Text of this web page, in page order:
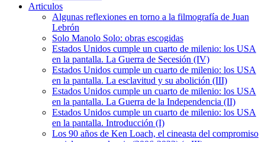
Articulos
Algunas reflexiones en torno a la filmografía de Juan
Lebrón
Solo Manolo Solo: obras escogidas
Estados Unidos cumple un cuarto de milenio: los USA
en la pantalla. La Guerra de Secesión (IV)
Estados Unidos cumple un cuarto de milenio: los USA
en la pantalla. La esclavitud y su abolición (III)
Estados Unidos cumple un cuarto de milenio: los USA
en la pantalla. La Guerra de la Independencia (II)
Estados Unidos cumple un cuarto de milenio: los USA
en la pantalla. Introducción (I)
Los 90 años de Ken Loach, el cineasta del compromiso